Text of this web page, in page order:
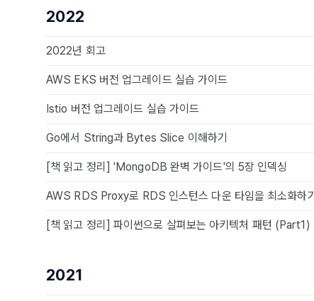
2022
2022년 회고
AWS EKS 버전 업그레이드 실습 가이드
Istio 버전 업그레이드 실습 가이드
Go에서 String과 Bytes Slice 이해하기
[책 읽고 정리] 'MongoDB 완벽 가이드'의 5장 인덱싱
AWS RDS Proxy로 RDS 인스턴스 다운 타임을 최소화하기
[책 읽고 정리] 파이썬으로 살펴보는 아키텍처 패턴 (Part1)
2021